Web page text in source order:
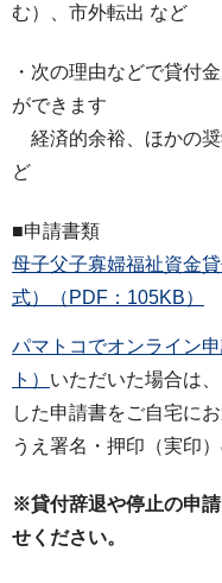
む）、市外転出 など
・次の理由などで貸付
ができます
経済的余裕、ほかの
ど
■申請書類
母子父子寡婦福祉資金
式）（PDF：105KB）
パマトコでオンライン
ト） いただいた場合は
した申請書をご自宅に
うえ署名・押印（実印
※貸付辞退や停止の申
せください。